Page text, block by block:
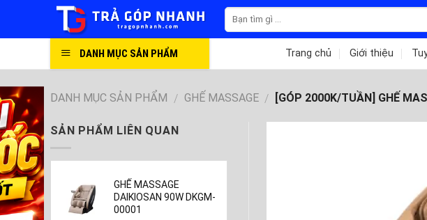
DANH MỤC SẢN PHẨM Trang chủ Giới thiệu
DANH MỤC SẢN PHẨM / GHẾ MASSAGE / [GÓP 2000K/TUẦN] GHẾ
SẢN PHẨM LIÊN QUAN
GHẾ MASSAGE
DAIKIOSAN 90W DKGM-
00001